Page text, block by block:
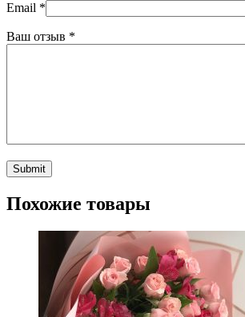
Email *
Ваш отзыв *
Похожие товары